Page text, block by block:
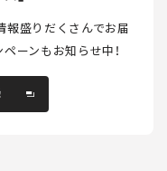
報盛りだくさんでお届
ーンもお知らせ中！